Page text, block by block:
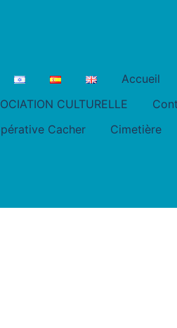
Accueil
CULTURELLE
Cacher
Cimetière